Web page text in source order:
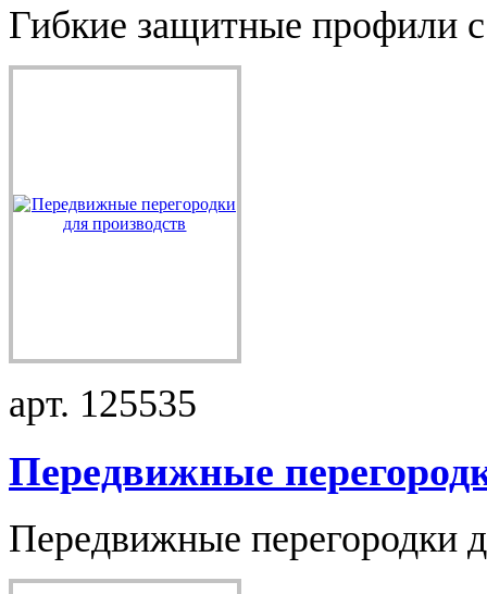
Гибкие защитные профили
арт. 125535
Передвижные
Передвижные перегородки